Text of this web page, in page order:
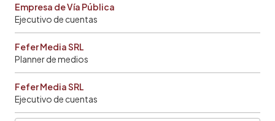
Empresa de Vía Pública
Ejecutivo de cuentas
Fefer Media SRL
Planner de medios
Fefer Media SRL
Ejecutivo de cuentas